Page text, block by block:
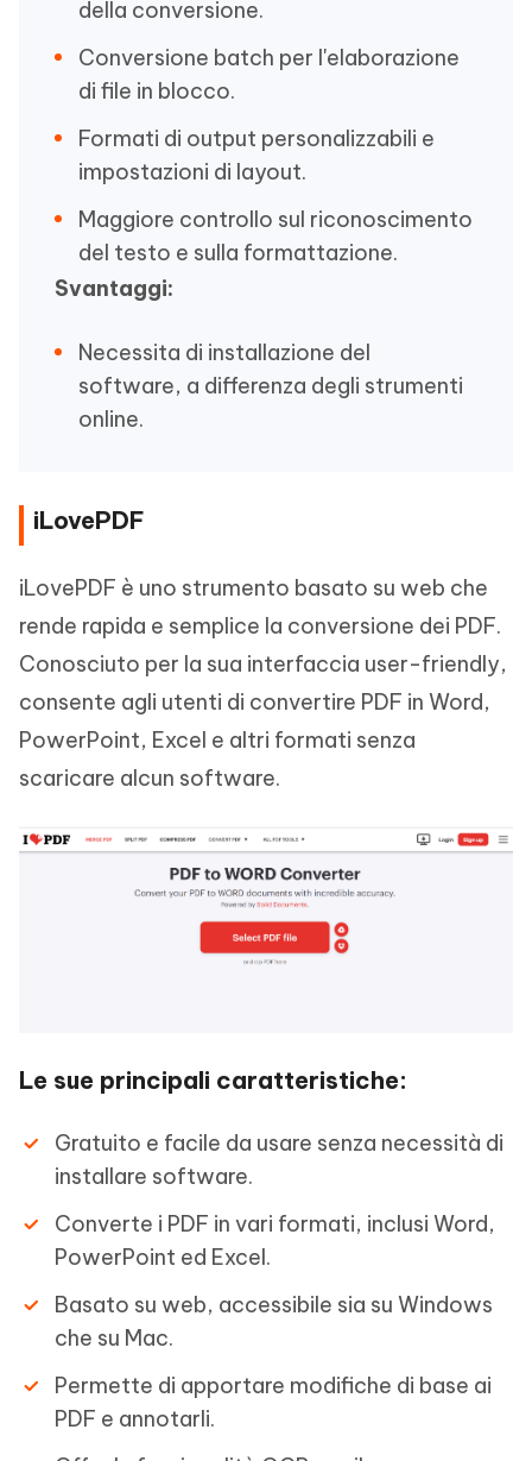
della conversione.
Conversione batch per l'elaborazione
di file in blocco.
Formati di output personalizzabili e
impostazioni di layout.
Maggiore controllo sul riconoscimento
del testo e sulla formattazione.
Svantaggi:
Necessita di installazione del
software, a differenza degli strumenti
online.
iLovePDF
iLovePDF è uno strumento basato su web che
rende rapida e semplice la conversione dei PDF.
Conosciuto per la sua interfaccia user-friendly,
consente agli utenti di convertire PDF in Word,
PowerPoint, Excel e altri formati senza
scaricare alcun software.
Le sue principali caratteristiche:
Gratuito e facile da usare senza necessità di
installare software.
Converte i PDF in vari formati, inclusi Word,
PowerPoint ed Excel.
Basato su web, accessibile sia su Windows
che su Mac.
Permette di apportare modifiche di base ai
PDF e annotarli.